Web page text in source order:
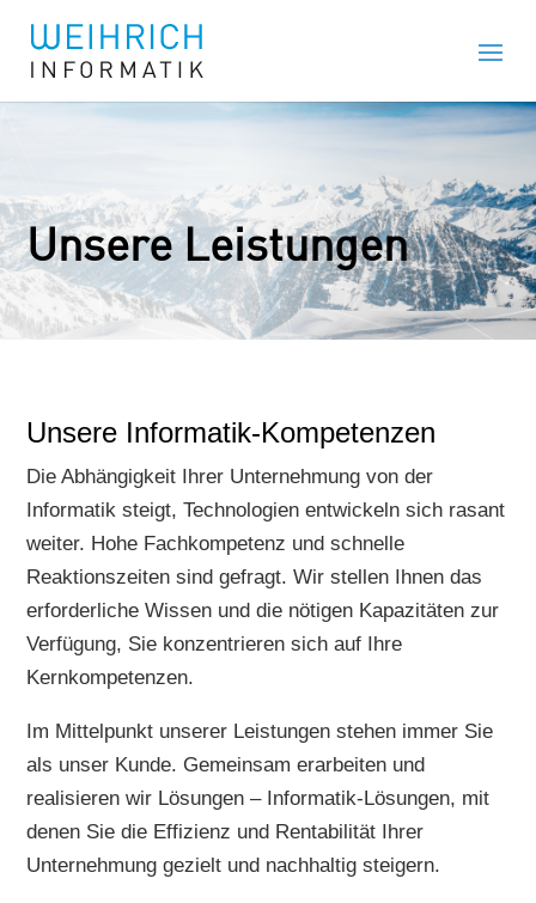
Unsere Leistungen
Unsere Informatik-Kompetenzen
Die Abhängigkeit Ihrer Unternehmung von der
Informatik steigt, Technologien entwickeln sich rasant
weiter. Hohe Fachkompetenz und schnelle
Reaktionszeiten sind gefragt. Wir stellen Ihnen das
erforderliche Wissen und die nötigen Kapazitäten zur
Verfügung, Sie konzentrieren sich auf Ihre
Kernkompetenzen.
Im Mittelpunkt unserer Leistungen stehen immer Sie
als unser Kunde. Gemeinsam erarbeiten und
realisieren wir Lösungen – Informatik-Lösungen, mit
denen Sie die Effizienz und Rentabilität Ihrer
Unternehmung gezielt und nachhaltig steigern.